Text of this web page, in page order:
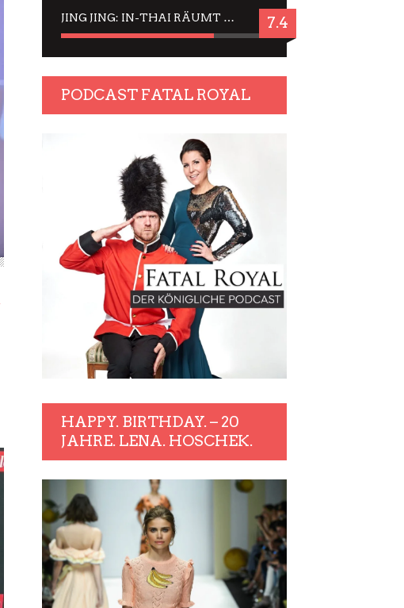
JING JING: IN-THAI RÄUMT WIEDER TITEL AB – EIN ZWEI-STUNDEN-ERLEBNISBERICHT 7.4
PODCAST FATAL ROYAL
HAPPY. BIRTHDAY. – 20
JAHRE. LENA. HOSCHEK.